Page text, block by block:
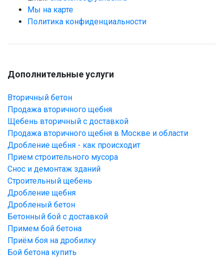
Мы на карте
Политика конфиденциальности
Дополнительные услуги
Вторичный бетон
Продажа вторичного щебня
Щебень вторичный с доставкой
Продажа вторичного щебня в Москве и области
Дробление щебня - как происходит
Прием строительного мусора
Снос и демонтаж зданий
Строительный щебень
Дробление щебня
Дробленый бетон
Бетонный бой с доставкой
Примем бой бетона
Приём боя на дробилку
Бой бетона купить